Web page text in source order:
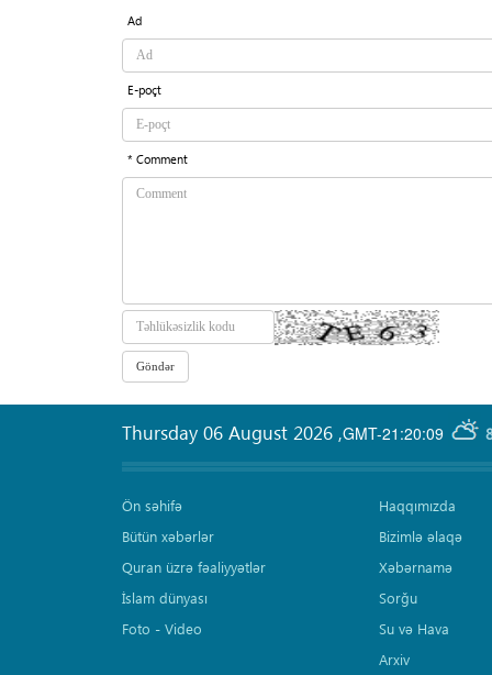
Ad
E-poçt
* Comment
GMT-21:20:09
Thursday 06 August 2026 ,
Ön səhifə
Bütün xəbərlər
Quran üzrə fəaliyyətlər
İslam dünyası
Foto - Video
Haqqımızda
Bizimlə əlaqə
Xəbərnamə
Sorğu
Su və Hava
Arxiv